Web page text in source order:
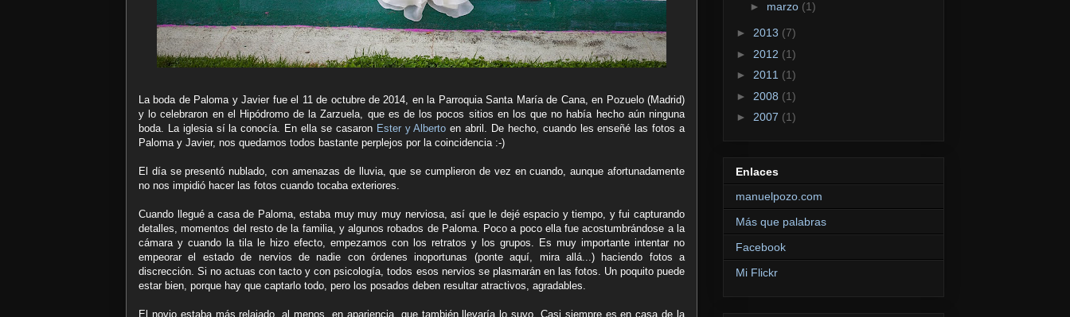
La boda de Paloma y Javier fue el 11 de octubre de 2014, en la Parroquia Santa María de Cana, en Pozuelo (Madrid)
y lo celebraron en el Hipódromo de la Zarzuela, que es de los pocos sitios en los que no había hecho aún ninguna
boda. La iglesia sí la conocía. En ella se casaron Ester y Alberto en abril. De hecho, cuando les enseñé las fotos a
Paloma y Javier, nos quedamos todos bastante perplejos por la coincidencia :-)
El día se presentó nublado, con amenazas de lluvia, que se cumplieron de vez en cuando, aunque afortunadamente
no nos impidió hacer las fotos cuando tocaba exteriores.
Cuando llegué a casa de Paloma, estaba muy muy muy nerviosa, así que le dejé espacio y tiempo, y fui capturando
detalles, momentos del resto de la familia, y algunos robados de Paloma. Poco a poco ella fue acostumbrándose a la
cámara y cuando la tila le hizo efecto, empezamos con los retratos y los grupos. Es muy importante intentar no
empeorar el estado de nervios de nadie con órdenes inoportunas (ponte aquí, mira allá...) haciendo fotos a
discrección. Si no actuas con tacto y con psicología, todos esos nervios se plasmarán en las fotos. Un poquito puede
estar bien, porque hay que captarlo todo, pero los posados deben resultar atractivos, agradables.
El novio estaba más relajado, al menos, en apariencia, que también llevaría lo suyo. Casi siempre es en casa de la
► marzo (1)
► 2013 (7)
► 2012 (1)
► 2011 (1)
► 2008 (1)
► 2007 (1)
Enlaces
manuelpozo.com
Más que palabras
Facebook
Mi Flickr